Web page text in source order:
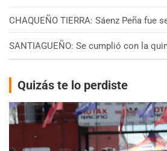
CHAQUEÑO TIERRA: Sáenz Peña fue
SANTIAGUEÑO: Se cumplió con la
Quizás te lo perdiste